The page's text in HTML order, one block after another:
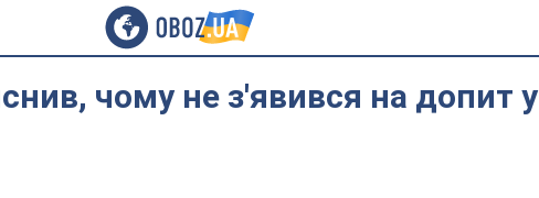
чому не з'явився на допит у